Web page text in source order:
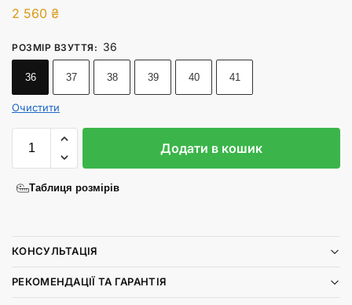
2 560 ₴
РОЗМІР ВЗУТТЯ : 36
36 37 38 39 40 41
Очистити
Додати в кошик
Таблиця розмірів
КОНСУЛЬТАЦІЯ
РЕКОМЕНДАЦІЇ ТА ГАРАНТІЯ